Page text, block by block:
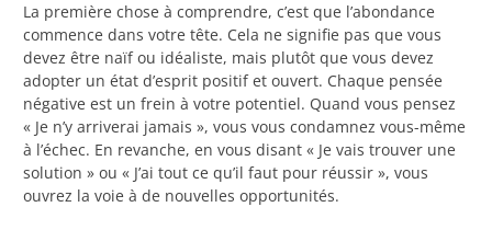
La première chose à comprendre, c’est que l’abondance
commence dans votre tête. Cela ne signifie pas que vous
devez être naïf ou idéaliste, mais plutôt que vous devez
adopter un état d’esprit positif et ouvert. Chaque pensée
négative est un frein à votre potentiel. Quand vous pensez
« Je n’y arriverai jamais », vous vous condamnez vous-même
à l’échec. En revanche, en vous disant « Je vais trouver une
solution » ou « J’ai tout ce qu’il faut pour réussir », vous
ouvrez la voie à de nouvelles opportunités.